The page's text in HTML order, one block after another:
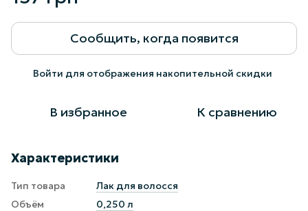
Сообщить, когда появится
Войти для отображения накопительной скидки
В избранное К сравнению
Характеристики
Тип товара
Лак для волосся
Объём
0,250 л